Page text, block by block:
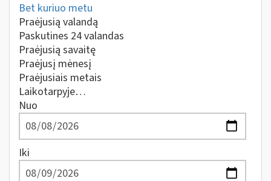
Bet kuriuo metu
Praėjusią valandą
Paskutines 24 valandas
Praėjusią savaitę
Praėjusį mėnesį
Praėjusiais metais
Laikotarpyje…
Nuo
Iki